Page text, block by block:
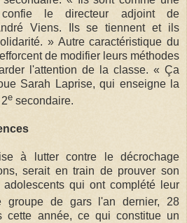
le directeur adjoint de
Viens. Ils se tiennent et ils
» Autre caractéristique du
de modifier leurs méthodes
l'attention de la classe. « Ça
Sarah Laprise, qui enseigne la
e secondaire.
à lutter contre le décrochage
serait en train de prouver son
qui ont complété leur
groupe de gars l'an dernier, 28
cette année, ce qui constitue un